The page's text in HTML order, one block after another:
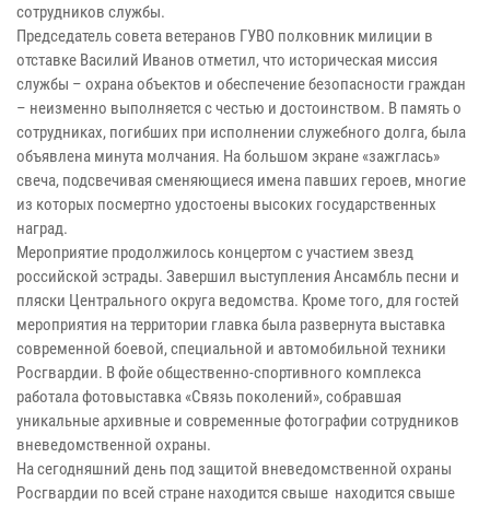
сотрудников службы.
Председатель совета ветеранов ГУВО полковник милиции в
отставке Василий Иванов отметил, что историческая миссия
службы – охрана объектов и обеспечение безопасности граждан
– неизменно выполняется с честью и достоинством. В память о
сотрудниках, погибших при исполнении служебного долга, была
объявлена минута молчания. На большом экране «зажглась»
свеча, подсвечивая сменяющиеся имена павших героев, многие
из которых посмертно удостоены высоких государственных
наград.
Мероприятие продолжилось концертом с участием звезд
российской эстрады. Завершил выступления Ансамбль песни и
пляски Центрального округа ведомства. Кроме того, для гостей
мероприятия на территории главка была развернута выставка
современной боевой, специальной и автомобильной техники
Росгвардии. В фойе общественно-спортивного комплекса
работала фотовыставка «Связь поколений», собравшая
уникальные архивные и современные фотографии сотрудников
вневедомственной охраны.
На сегодняшний день под защитой вневедомственной охраны
Росгвардии по всей стране находится свыше находится свыше